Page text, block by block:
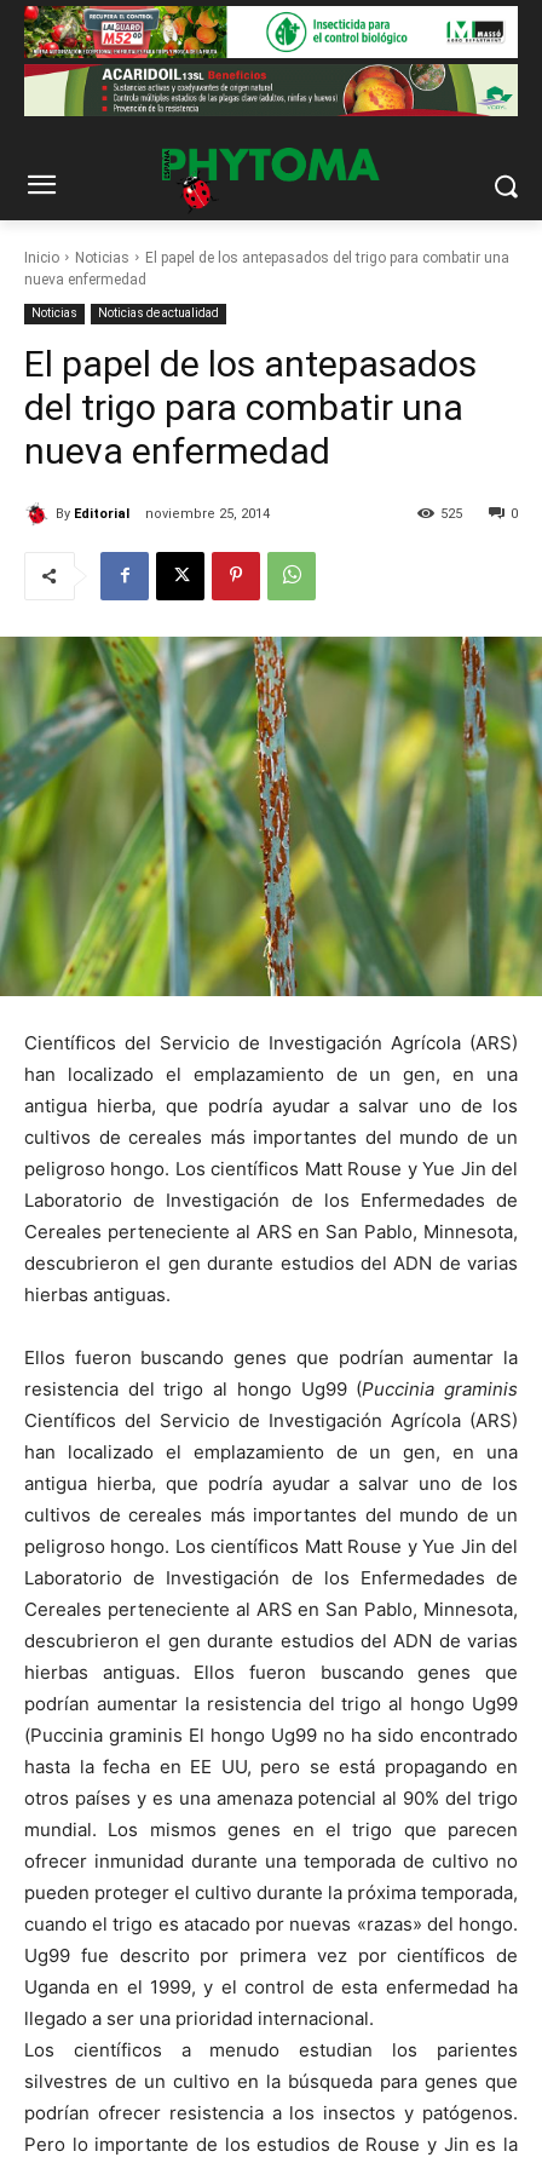
Inicio Noticias
El papel de los antepasados del trigo para combatir una
nueva enfermedad
Noticias Noticias de actualidad
El papel de los antepasados
del trigo para combatir una
nueva enfermedad
By Editorial noviembre 25, 2014 0
525
Científicos del Servicio de Investigación Agrícola (ARS)
han localizado el emplazamiento de un gen, en una
antigua hierba, que podría ayudar a salvar uno de los
cultivos de cereales más importantes del mundo de un
peligroso hongo. Los científicos Matt Rouse y Yue Jin del
Laboratorio de Investigación de los Enfermedades de
Cereales perteneciente al ARS en San Pablo, Minnesota,
descubrieron el gen durante estudios del ADN de varias
hierbas antiguas.
Ellos fueron buscando genes que podrían aumentar la
resistencia del trigo al hongo Ug99 (Puccinia graminis
Científicos del Servicio de Investigación Agrícola (ARS)
han localizado el emplazamiento de un gen, en una
antigua hierba, que podría ayudar a salvar uno de los
cultivos de cereales más importantes del mundo de un
peligroso hongo. Los científicos Matt Rouse y Yue Jin del
Laboratorio de Investigación de los Enfermedades de
Cereales perteneciente al ARS en San Pablo, Minnesota,
descubrieron el gen durante estudios del ADN de varias
hierbas antiguas. Ellos fueron buscando genes que
podrían aumentar la resistencia del trigo al hongo Ug99
(Puccinia graminis El hongo Ug99 no ha sido encontrado
hasta la fecha en EE UU, pero se está propagando en
otros países y es una amenaza potencial al 90% del trigo
mundial. Los mismos genes en el trigo que parecen
ofrecer inmunidad durante una temporada de cultivo no
pueden proteger el cultivo durante la próxima temporada,
cuando el trigo es atacado por nuevas «razas» del hongo.
Ug99 fue descrito por primera vez por científicos de
Uganda en el 1999, y el control de esta enfermedad ha
llegado a ser una prioridad internacional.
Los científicos a menudo estudian los parientes
silvestres de un cultivo en la búsqueda para genes que
podrían ofrecer resistencia a los insectos y patógenos.
Pero lo importante de los estudios de Rouse y Jin es la